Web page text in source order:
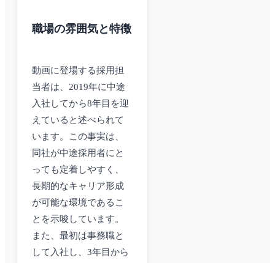
職場の雰囲気と特徴
動画に登場する採用担
当者は、2019年に中途
入社してから8年目を迎
えていると述べられて
います。この事実は、
同社が中途採用者にと
っても定着しやすく、
長期的なキャリア形成
が可能な環境であるこ
とを示唆しています。
また、最初は事務職と
して入社し、3年目から